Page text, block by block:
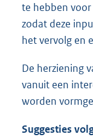
te hebben
zodat deze
het vervolg en
De herziening
vanuit een
worden
Suggesties